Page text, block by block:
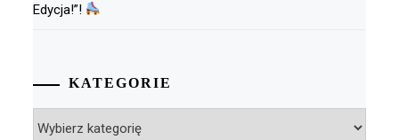
Edycja!”!
KATEGORIE